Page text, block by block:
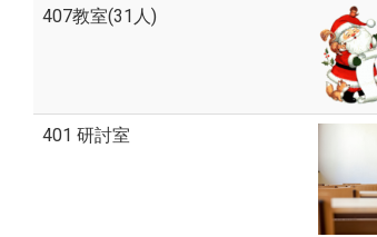
407教室(31人)
401 研討室